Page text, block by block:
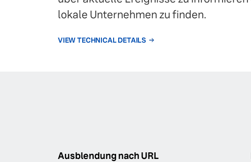
lokale Unternehmen zu finden.
VIEW TECHNICAL DETAILS
Ausblendung nach URL